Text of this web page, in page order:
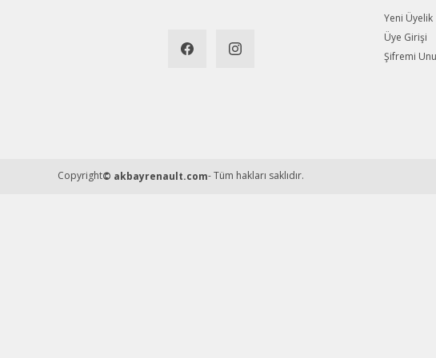
Yeni Üyelik
Üye Girişi
Şifremi
Copyright© akbayrenault.com- Tüm hakları saklıdır.